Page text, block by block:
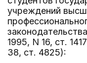
учреждений
1995, N 16, ст.
38, ст. 4825):